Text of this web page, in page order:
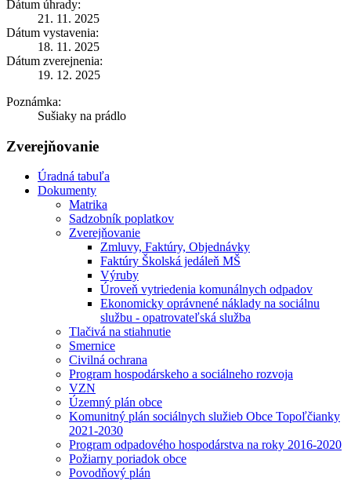
Dátum úhrady:
21. 11. 2025
Dátum vystavenia:
18. 11. 2025
Dátum zverejnenia:
19. 12. 2025
Poznámka:
Sušiaky na prádlo
Zverejňovanie
Úradná tabuľa
Dokumenty
Matrika
Sadzobník poplatkov
Zverejňovanie
Zmluvy, Faktúry, Objednávky
Faktúry Školská jedáleň MŠ
Výruby
Úroveň vytriedenia komunálnych odpadov
Ekonomicky oprávnené náklady na sociálnu
službu - opatrovateľská služba
Tlačivá na stiahnutie
Smernice
Civilná ochrana
Program hospodárskeho a sociálneho rozvoja
VZN
Územný plán obce
Komunitný plán sociálnych služieb Obce Topoľčianky
2021-2030
Program odpadového hospodárstva na roky 2016-2020
Požiarny poriadok obce
Povodňový plán